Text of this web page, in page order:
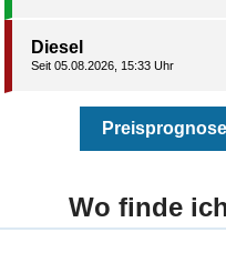
Diesel
Seit 05.08.2026, 15:33 Uhr
Wo finde